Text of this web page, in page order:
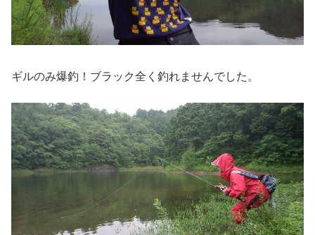
ギルのみ爆釣！ブラック全く釣れませんでした。